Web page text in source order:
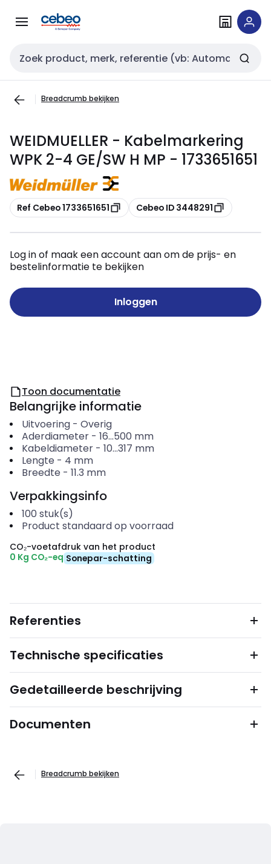
naar
naar
Zoekveld invoer
Breadcrumb bekijken
WEIDMUELLER - Kabelmarkering
WPK 2-4 GE/SW H MP - 1733651651
Kopiëren
Ref Cebeo 1733651651 Kopiëren
Cebeo ID 3448291
Log in of maak een account aan om de prijs- en
bestelinformatie te bekijken
Inloggen
Toon documentatie
Belangrijke informatie
Uitvoering- Overig
Aderdiameter- 16...500 mm
Kabeldiameter- 10...317 mm
Lengte - 4 mm
Breedte - 11.3 mm
Verpakkingsinfo
100 stuk(s)
Product standaard op voorraad
CO₂-voetafdruk van het product
0 Kg CO₂-eq Sonepar-schatting
Referenties
Technische specificaties
Gedetailleerde beschrijving
Documenten
Breadcrumb bekijken